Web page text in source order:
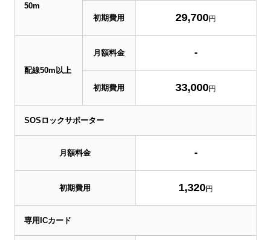
50m
初期費用 29,700円
配線50m以上
月額料金 -
初期費用 33,000円
SOSロックサポーター
月額料金 -
初期費用 1,320円
専用ICカード